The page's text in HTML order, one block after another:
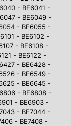
- BE6041 -
- BE6049 -
- BE6055 -
- BE6102 -
- BE6108 -
- BE6122 -
- BE6428 -
- BE6549 -
- BE6645 -
- BE6808 -
- BE6903 -
- BE7044 -
- BE7408 -